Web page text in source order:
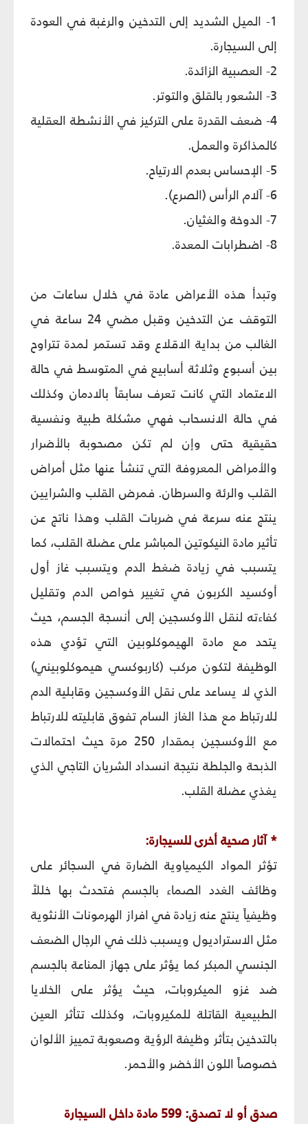
1- الميل الشديد إلى التدخين والرغبة في العودة
إلى السيجارة.
2- العصبية الزائدة.
3- الشعور بالقلق والتوتر.
4- ضعف القدرة على التركيز في الأنشطة العقلية
كالمذاكرة والعمل.
5- الإحساس بعدم الارتياح.
6- آلام الرأس (الصرع).
7- الدوخة والغثيان.
8- اضطرابات المعدة.
وتبدأ هذه الأعراض عادة في خلال ساعات من
التوقف عن التدخين وقبل مضي 24 ساعة في
الغالب من بداية الاقلاع وقد تستمر لمدة تتراوح
بين أسبوع وثلاثة أسابيع في المتوسط في حالة
الاعتماد التي كانت تعرف سابقاً بالادمان وكذلك
في حالة الانسحاب فهي مشكلة طبية ونفسية
حقيقية حتى وإن لم تكن مصحوبة بالأضرار
والأمراض المعروفة التي تنشأ عنها مثل أمراض
القلب والرئة والسرطان. فمرض القلب والشرايين
ينتج عنه سرعة في ضربات القلب وهذا ناتج عن
تأثير مادة النيكوتين المباشر على عضلة القلب، كما
يتسبب في زيادة ضغط الدم ويتسبب غاز أول
أوكسيد الكربون في تغيير خواص الدم وتقليل
كفاءته لنقل الأوكسجين إلى أنسجة الجسم، حيث
يتحد مع مادة الهيموكلوبين التي تؤدي هذه
الوظيفة لتكون مركب (كاربوكسي هيموكلوبيني)
الذي لا يساعد على نقل الأوكسجين وقابلية الدم
للارتباط مع هذا الغاز السام تفوق قابليته للارتباط
مع الأوكسجين بمقدار 250 مرة حيث احتمالات
الذبحة والجلطة نتيجة انسداد الشريان التاجي الذي
يغذي عضلة القلب.
* آثار صحية أخرى للسيجارة:
تؤثر المواد الكيمياوية الضارة في السجائر على
وظائف الغدد الصماء بالجسم فتحدث بها خللاً
وظيفياً ينتج عنه زيادة في افراز الهرمونات الأنثوية
مثل الاستراديول ويسبب ذلك في الرجال الضعف
الجنسي المبكر كما يؤثر على جهاز المناعة بالجسم
ضد غزو الميكروبات، حيث يؤثر على الخلايا
الطبيعية القاتلة للمكيروبات، وكذلك تتأثر العين
بالتدخين بتأثر وظيفة الرؤية وصعوبة تمييز الألوان
خصوصاً اللون الأخضر والأحمر.
صدق أو لا تصدق: 599 مادة داخل السيجارة